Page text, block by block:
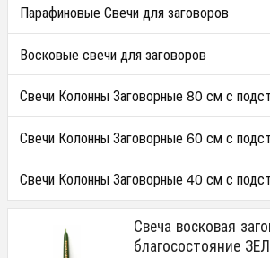
Парафиновые Свечи для заговоров
Восковые свечи для заговоров
Свечи Колонны Заговорные 80 см с
Свечи Колонны Заговорные 60 см с
Свечи Колонны Заговорные 40 см с
Свеча восковая
благосостояние